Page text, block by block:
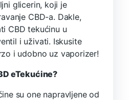
glicerin, koji je
CBD-a. Dakle,
CBD tekućinu u
i uživati. Iskusite
i udobno uz vaporizer!
eTekućine?
su one napravljene od